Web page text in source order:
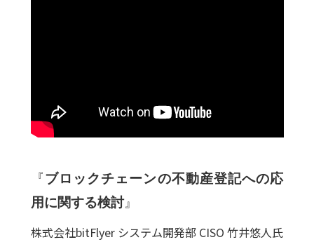
『ブロックチェーンの不動産登記への応
用に関する検討』
株式会社bitFlyer システム開発部 CISO 竹井悠人氏